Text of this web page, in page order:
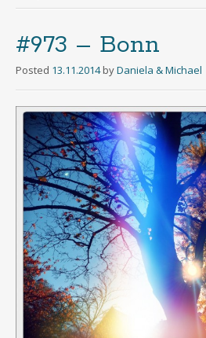
#973 – Bonn
Posted 13.11.2014 byDaniela & Michael